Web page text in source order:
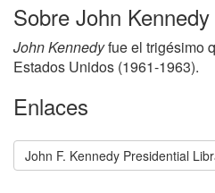
Sobre John Kennedy
John Kennedyfue el trigésimo
Estados Unidos (1961-1963).
Enlaces
John F. Kennedy Presidential